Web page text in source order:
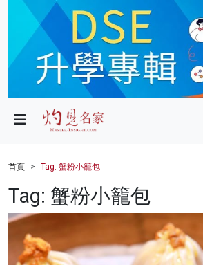
政局
財經
健康
商業
首頁 Tag: 蟹粉小籠包
Tag: 蟹粉小籠包